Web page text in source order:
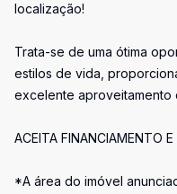
localização!
Trata-se de uma ótima
estilos de vida,
excelente aproveitamento
ACEITA FINANCIAMENTO E
*A área do imóvel